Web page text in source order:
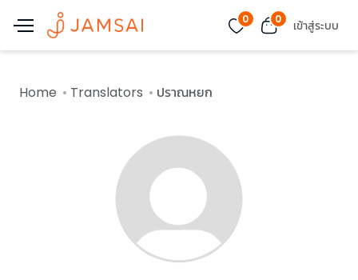
0 0 เข้าสู่ระบบ
Home Translators ปราณหยก